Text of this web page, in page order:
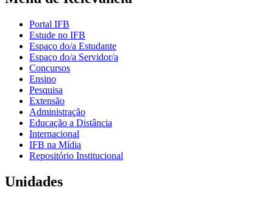
Portal IFB
Estude no IFB
Espaço do/a Estudante
Espaço do/a Servidor/a
Concursos
Ensino
Pesquisa
Extensão
Administração
Educação a Distância
Internacional
IFB na Mídia
Repositório Institucional
Unidades